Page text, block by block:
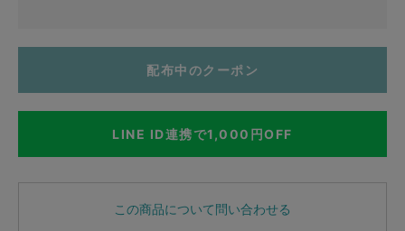
配布中のクーポン
LINE ID連携で1,000円OFF
この商品について問い合わせる